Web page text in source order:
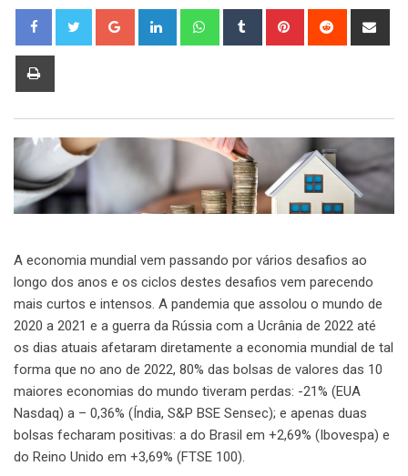
Google+ LinkedIn WhatsappTumblr Pinterest Reddit
A economia mundial vem passando por vários desafios ao
longo dos anos e os ciclos destes desafios vem parecendo
mais curtos e intensos. A pandemia que assolou o mundo de
2020 a 2021 e a guerra da Rússia com a Ucrânia de 2022 até
os dias atuais afetaram diretamente a economia mundial de tal
forma que no ano de 2022, 80% das bolsas de valores das 10
maiores economias do mundo tiveram perdas: -21% (EUA
Nasdaq) a – 0,36% (Índia, S&P BSE Sensec); e apenas duas
bolsas fecharam positivas: a do Brasil em +2,69% (Ibovespa) e
do Reino Unido em +3,69% (FTSE 100).